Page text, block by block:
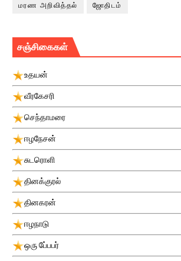
மரண அறிவித்தல் ஜோதிடம்
சஞ்சிகைகள்
உதயன்
வீரகேசரி
செந்தாமரை
ஈழநேசன்
சுடரொளி
தினக்குரல்
தினகரன்
ஈழநாடு
ஒரு பே்பபர்